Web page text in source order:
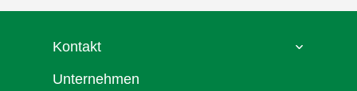
Kontakt
Unternehmen